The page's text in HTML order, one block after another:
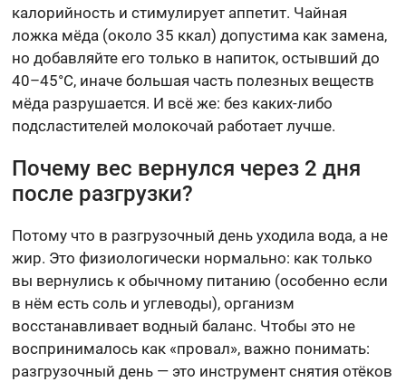
калорийность и стимулирует аппетит. Чайная
ложка мёда (около 35 ккал) допустима как замена,
но добавляйте его только в напиток, остывший до
40–45°С, иначе большая часть полезных веществ
мёда разрушается. И всё же: без каких-либо
подсластителей молокочай работает лучше.
Почему вес вернулся через 2 дня
после разгрузки?
Потому что в разгрузочный день уходила вода, а не
жир. Это физиологически нормально: как только
вы вернулись к обычному питанию (особенно если
в нём есть соль и углеводы), организм
восстанавливает водный баланс. Чтобы это не
воспринималось как «провал», важно понимать:
разгрузочный день — это инструмент снятия отёков